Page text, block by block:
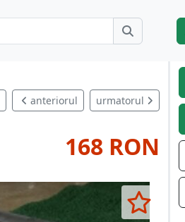
anteriorul urmatorul
168 RON